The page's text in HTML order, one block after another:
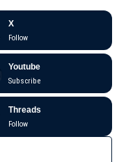
X
Follow
Youtube
Subscribe
Threads
Follow